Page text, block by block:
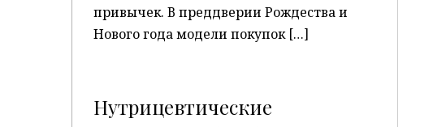
привычек. В преддверии Рождества и
Нового года модели покупок […]
Нутрицевтические